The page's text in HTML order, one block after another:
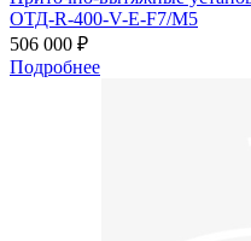
ОТД-R-400-V-E-F7/M5
506 000 ₽
Подробнее